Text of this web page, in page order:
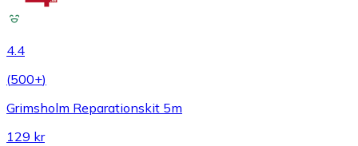
4.4
(500+)
Grimsholm Reparationskit 5m
129 kr